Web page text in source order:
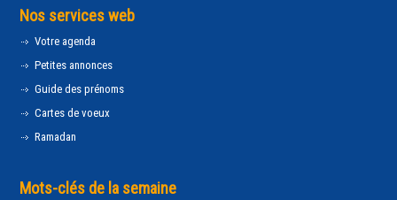
Nos services web
Votre agenda
Petites annonces
Guide des prénoms
Cartes de voeux
Ramadan
Mots-clés de la semaine